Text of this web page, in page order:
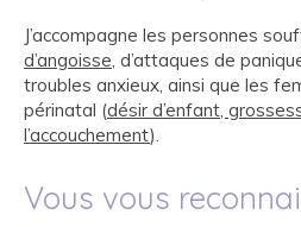
J’accompagne les personnes
d’angoisse, d’attaques de
troubles anxieux, ainsi que les
périnatal (désir d’enfant,
l’accouchement).
Vous vous